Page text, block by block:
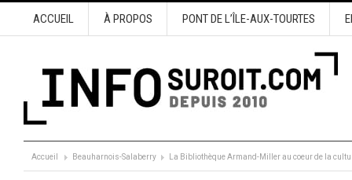
ACCUEIL À PROPOS PONT DE L’ÎLE-AUX-TOURTES
Accueil Beauharnois-Salaberry La Bibliothèque Armand-Miller au coeur de la